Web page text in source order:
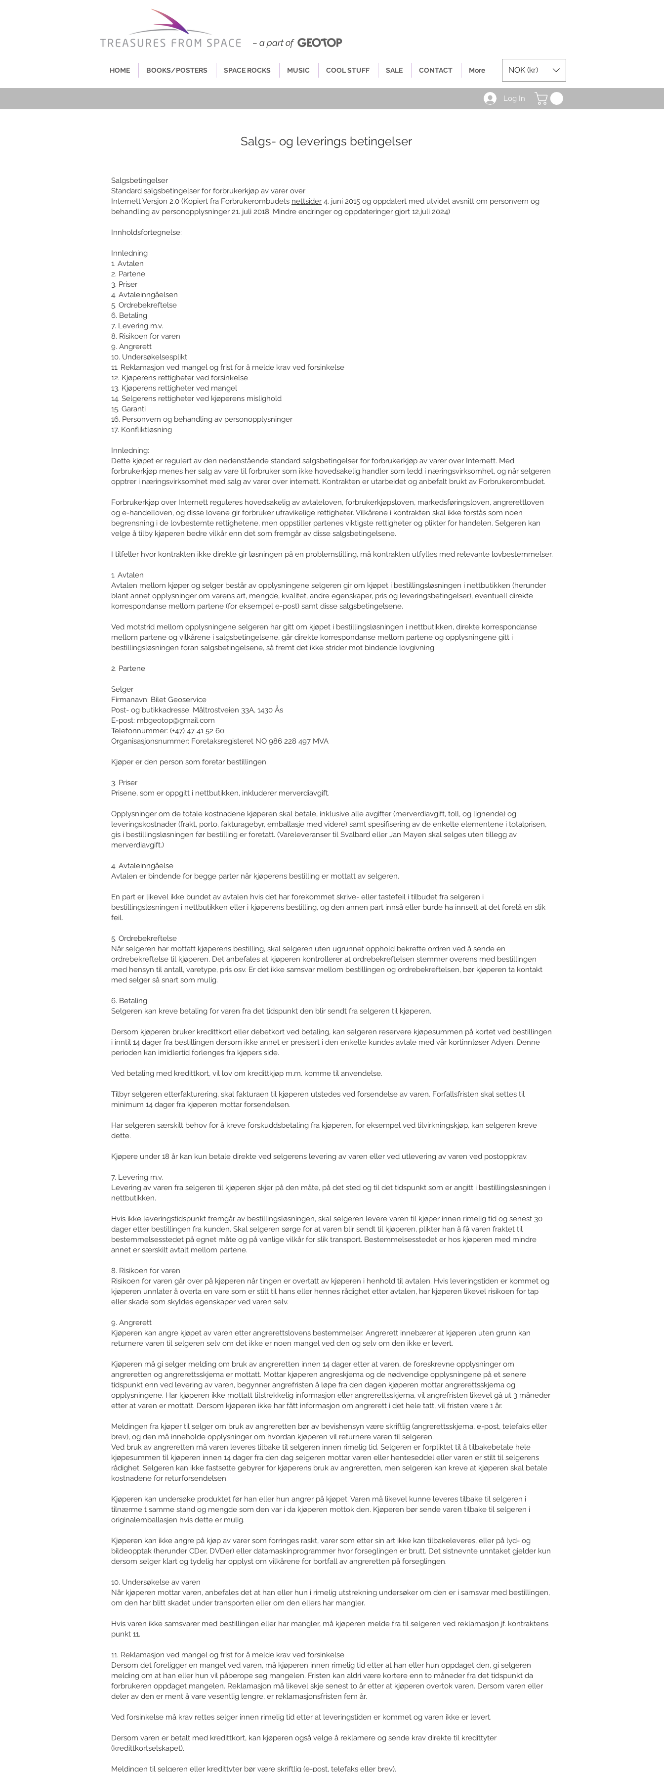
– a part of
HOME BOOKS/POSTERS SPACE ROCKS MUSIC COOL STUFF SALE CONTACT More NOK (kr)
Log In
Salgs- og leverings betingelser
Salgsbetingelser
Standard salgsbetingelser for forbrukerkjøp av varer over
Internett Versjon 2.0 (Kopiert fra Forbrukerombudets nettsider 4. juni 2015 og oppdatert med utvidet avsnitt om personvern og
behandling av personopplysninger 21. juli 2018. Mindre endringer og oppdateringer gjort 12.juli 2024)
Innholdsfortegnelse:
Innledning
1. Avtalen
2. Partene
3. Priser
4. Avtaleinngåelsen
5. Ordrebekreftelse
6. Betaling
7. Levering m.v.
8. Risikoen for varen
9. Angrerett
10. Undersøkelsesplikt
11. Reklamasjon ved mangel og frist for å melde krav ved forsinkelse
12. Kjøperens rettigheter ved forsinkelse
13. Kjøperens rettigheter ved mangel
14. Selgerens rettigheter ved kjøperens mislighold
15. Garanti
16. Personvern og behandling av personopplysninger
17. Konfliktløsning
Innledning:
Dette kjøpet er regulert av den nedenstående standard salgsbetingelser for forbrukerkjøp av varer over Internett. Med
forbrukerkjøp menes her salg av vare til forbruker som ikke hovedsakelig handler som ledd i næringsvirksomhet, og når selgeren
opptrer i næringsvirksomhet med salg av varer over internett. Kontrakten er utarbeidet og anbefalt brukt av Forbrukerombudet.
Forbrukerkjøp over Internett reguleres hovedsakelig av avtaleloven, forbrukerkjøpsloven, markedsføringsloven, angrerettloven
og e-handelloven, og disse lovene gir forbruker ufravikelige rettigheter. Vilkårene i kontrakten skal ikke forstås som noen
begrensning i de lovbestemte rettighetene, men oppstiller partenes viktigste rettigheter og plikter for handelen. Selgeren kan
velge å tilby kjøperen bedre vilkår enn det som fremgår av disse salgsbetingelsene.
I tilfeller hvor kontrakten ikke direkte gir løsningen på en problemstilling, må kontrakten utfylles med relevante lovbestemmelser.
1. Avtalen
Avtalen mellom kjøper og selger består av opplysningene selgeren gir om kjøpet i bestillingsløsningen i nettbutikken (herunder
blant annet opplysninger om varens art, mengde, kvalitet, andre egenskaper, pris og leveringsbetingelser), eventuell direkte
korrespondanse mellom partene (for eksempel e-post) samt disse salgsbetingelsene.
Ved motstrid mellom opplysningene selgeren har gitt om kjøpet i bestillingsløsningen i nettbutikken, direkte korrespondanse
mellom partene og vilkårene i salgsbetingelsene, går direkte korrespondanse mellom partene og opplysningene gitt i
bestillingsløsningen foran salgsbetingelsene, så fremt det ikke strider mot bindende lovgivning.
2. Partene
Selger
Firmanavn: Bilet Geoservice
Post- og butikkadresse: Måltrostveien 33A, 1430 Ås
E-post: mbgeotop@gmail.com
Telefonnummer: (+47) 47 41 52 60
Organisasjonsnummer: Foretaksregisteret NO 986 228 497 MVA
Kjøper er den person som foretar bestillingen.
3. Priser
Prisene, som er oppgitt i nettbutikken, inkluderer merverdiavgift.
Opplysninger om de totale kostnadene kjøperen skal betale, inklusive alle avgifter (merverdiavgift, toll, og lignende) og
leveringskostnader (frakt, porto, fakturagebyr, emballasje med videre) samt spesifisering av de enkelte elementene i totalprisen,
gis i bestillingsløsningen før bestilling er foretatt. (Vareleveranser til Svalbard eller Jan Mayen skal selges uten tillegg av
merverdiavgift.)
4. Avtaleinngåelse
Avtalen er bindende for begge parter når kjøperens bestilling er mottatt av selgeren.
En part er likevel ikke bundet av avtalen hvis det har forekommet skrive- eller tastefeil i tilbudet fra selgeren i
bestillingsløsningen i nettbutikken eller i kjøperens bestilling, og den annen part innså eller burde ha innsett at det forelå en slik
feil.
5. Ordrebekreftelse
Når selgeren har mottatt kjøperens bestilling, skal selgeren uten ugrunnet opphold bekrefte ordren ved å sende en
ordrebekreftelse til kjøperen. Det anbefales at kjøperen kontrollerer at ordrebekreftelsen stemmer overens med bestillingen
med hensyn til antall, varetype, pris osv. Er det ikke samsvar mellom bestillingen og ordrebekreftelsen, bør kjøperen ta kontakt
med selger så snart som mulig.
6. Betaling
Selgeren kan kreve betaling for varen fra det tidspunkt den blir sendt fra selgeren til kjøperen.
Dersom kjøperen bruker kredittkort eller debetkort ved betaling, kan selgeren reservere kjøpesummen på kortet ved bestillingen
i inntil 14 dager fra bestillingen dersom ikke annet er presisert i den enkelte kundes avtale med vår kortinnløser Adyen. Denne
perioden kan imidlertid forlenges fra kjøpers side.
Ved betaling med kredittkort, vil lov om kredittkjøp m.m. komme til anvendelse.
Tilbyr selgeren etterfakturering, skal fakturaen til kjøperen utstedes ved forsendelse av varen. Forfallsfristen skal settes til
minimum 14 dager fra kjøperen mottar forsendelsen.
Har selgeren særskilt behov for å kreve forskuddsbetaling fra kjøperen, for eksempel ved tilvirkningskjøp, kan selgeren kreve
dette.
Kjøpere under 18 år kan kun betale direkte ved selgerens levering av varen eller ved utlevering av varen ved postoppkrav.
7. Levering m.v.
Levering av varen fra selgeren til kjøperen skjer på den måte, på det sted og til det tidspunkt som er angitt i bestillingsløsningen i
nettbutikken.
Hvis ikke leveringstidspunkt fremgår av bestillingsløsningen, skal selgeren levere varen til kjøper innen rimelig tid og senest 30
dager etter bestillingen fra kunden. Skal selgeren sørge for at varen blir sendt til kjøperen, plikter han å få varen fraktet til
bestemmelsesstedet på egnet måte og på vanlige vilkår for slik transport. Bestemmelsesstedet er hos kjøperen med mindre
annet er særskilt avtalt mellom partene.
8. Risikoen for varen
Risikoen for varen går over på kjøperen når tingen er overtatt av kjøperen i henhold til avtalen. Hvis leveringstiden er kommet og
kjøperen unnlater å overta en vare som er stilt til hans eller hennes rådighet etter avtalen, har kjøperen likevel risikoen for tap
eller skade som skyldes egenskaper ved varen selv.
9. Angrerett
Kjøperen kan angre kjøpet av varen etter angrerettslovens bestemmelser. Angrerett innebærer at kjøperen uten grunn kan
returnere varen til selgeren selv om det ikke er noen mangel ved den og selv om den ikke er levert.
Kjøperen må gi selger melding om bruk av angreretten innen 14 dager etter at varen, de foreskrevne opplysninger om
angreretten og angrerettsskjema er mottatt. Mottar kjøperen angreskjema og de nødvendige opplysningene på et senere
tidspunkt enn ved levering av varen, begynner angrefristen å løpe fra den dagen kjøperen mottar angrerettsskjema og
opplysningene. Har kjøperen ikke mottatt tilstrekkelig informasjon eller angrerettsskjema, vil angrefristen likevel gå ut 3 måneder
etter at varen er mottatt. Dersom kjøperen ikke har fått informasjon om angrerett i det hele tatt, vil fristen være 1 år.
Meldingen fra kjøper til selger om bruk av angreretten bør av bevishensyn være skriftlig (angrerettsskjema, e-post, telefaks eller
brev), og den må inneholde opplysninger om hvordan kjøperen vil returnere varen til selgeren.
Ved bruk av angreretten må varen leveres tilbake til selgeren innen rimelig tid. Selgeren er forpliktet til å tilbakebetale hele
kjøpesummen til kjøperen innen 14 dager fra den dag selgeren mottar varen eller henteseddel eller varen er stilt til selgerens
rådighet. Selgeren kan ikke fastsette gebyrer for kjøperens bruk av angreretten, men selgeren kan kreve at kjøperen skal betale
kostnadene for returforsendelsen.
Kjøperen kan undersøke produktet før han eller hun angrer på kjøpet. Varen må likevel kunne leveres tilbake til selgeren i
tilnærme t samme stand og mengde som den var i da kjøperen mottok den. Kjøperen bør sende varen tilbake til selgeren i
originalemballasjen hvis dette er mulig.
Kjøperen kan ikke angre på kjøp av varer som forringes raskt, varer som etter sin art ikke kan tilbakeleveres, eller på lyd- og
bildeopptak (herunder CDer, DVDer) eller datamaskinprogrammer hvor forseglingen er brutt. Det sistnevnte unntaket gjelder kun
dersom selger klart og tydelig har opplyst om vilkårene for bortfall av angreretten på forseglingen.
10. Undersøkelse av varen
Når kjøperen mottar varen, anbefales det at han eller hun i rimelig utstrekning undersøker om den er i samsvar med bestillingen,
om den har blitt skadet under transporten eller om den ellers har mangler.
Hvis varen ikke samsvarer med bestillingen eller har mangler, må kjøperen melde fra til selgeren ved reklamasjon jf. kontraktens
punkt 11.
11. Reklamasjon ved mangel og frist for å melde krav ved forsinkelse
Dersom det foreligger en mangel ved varen, må kjøperen innen rimelig tid etter at han eller hun oppdaget den, gi selgeren
melding om at han eller hun vil påberope seg mangelen. Fristen kan aldri være kortere enn to måneder fra det tidspunkt da
forbrukeren oppdaget mangelen. Reklamasjon må likevel skje senest to år etter at kjøperen overtok varen. Dersom varen eller
deler av den er ment å vare vesentlig lengre, er reklamasjonsfristen fem år.
Ved forsinkelse må krav rettes selger innen rimelig tid etter at leveringstiden er kommet og varen ikke er levert.
Dersom varen er betalt med kredittkort, kan kjøperen også velge å reklamere og sende krav direkte til kredittyter
(kredittkortselskapet).
Meldingen til selgeren eller kredittyter bør være skriftlig (e-post, telefaks eller brev).